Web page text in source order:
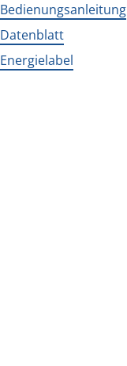
Bedienungsanleitung
Datenblatt
Energielabel